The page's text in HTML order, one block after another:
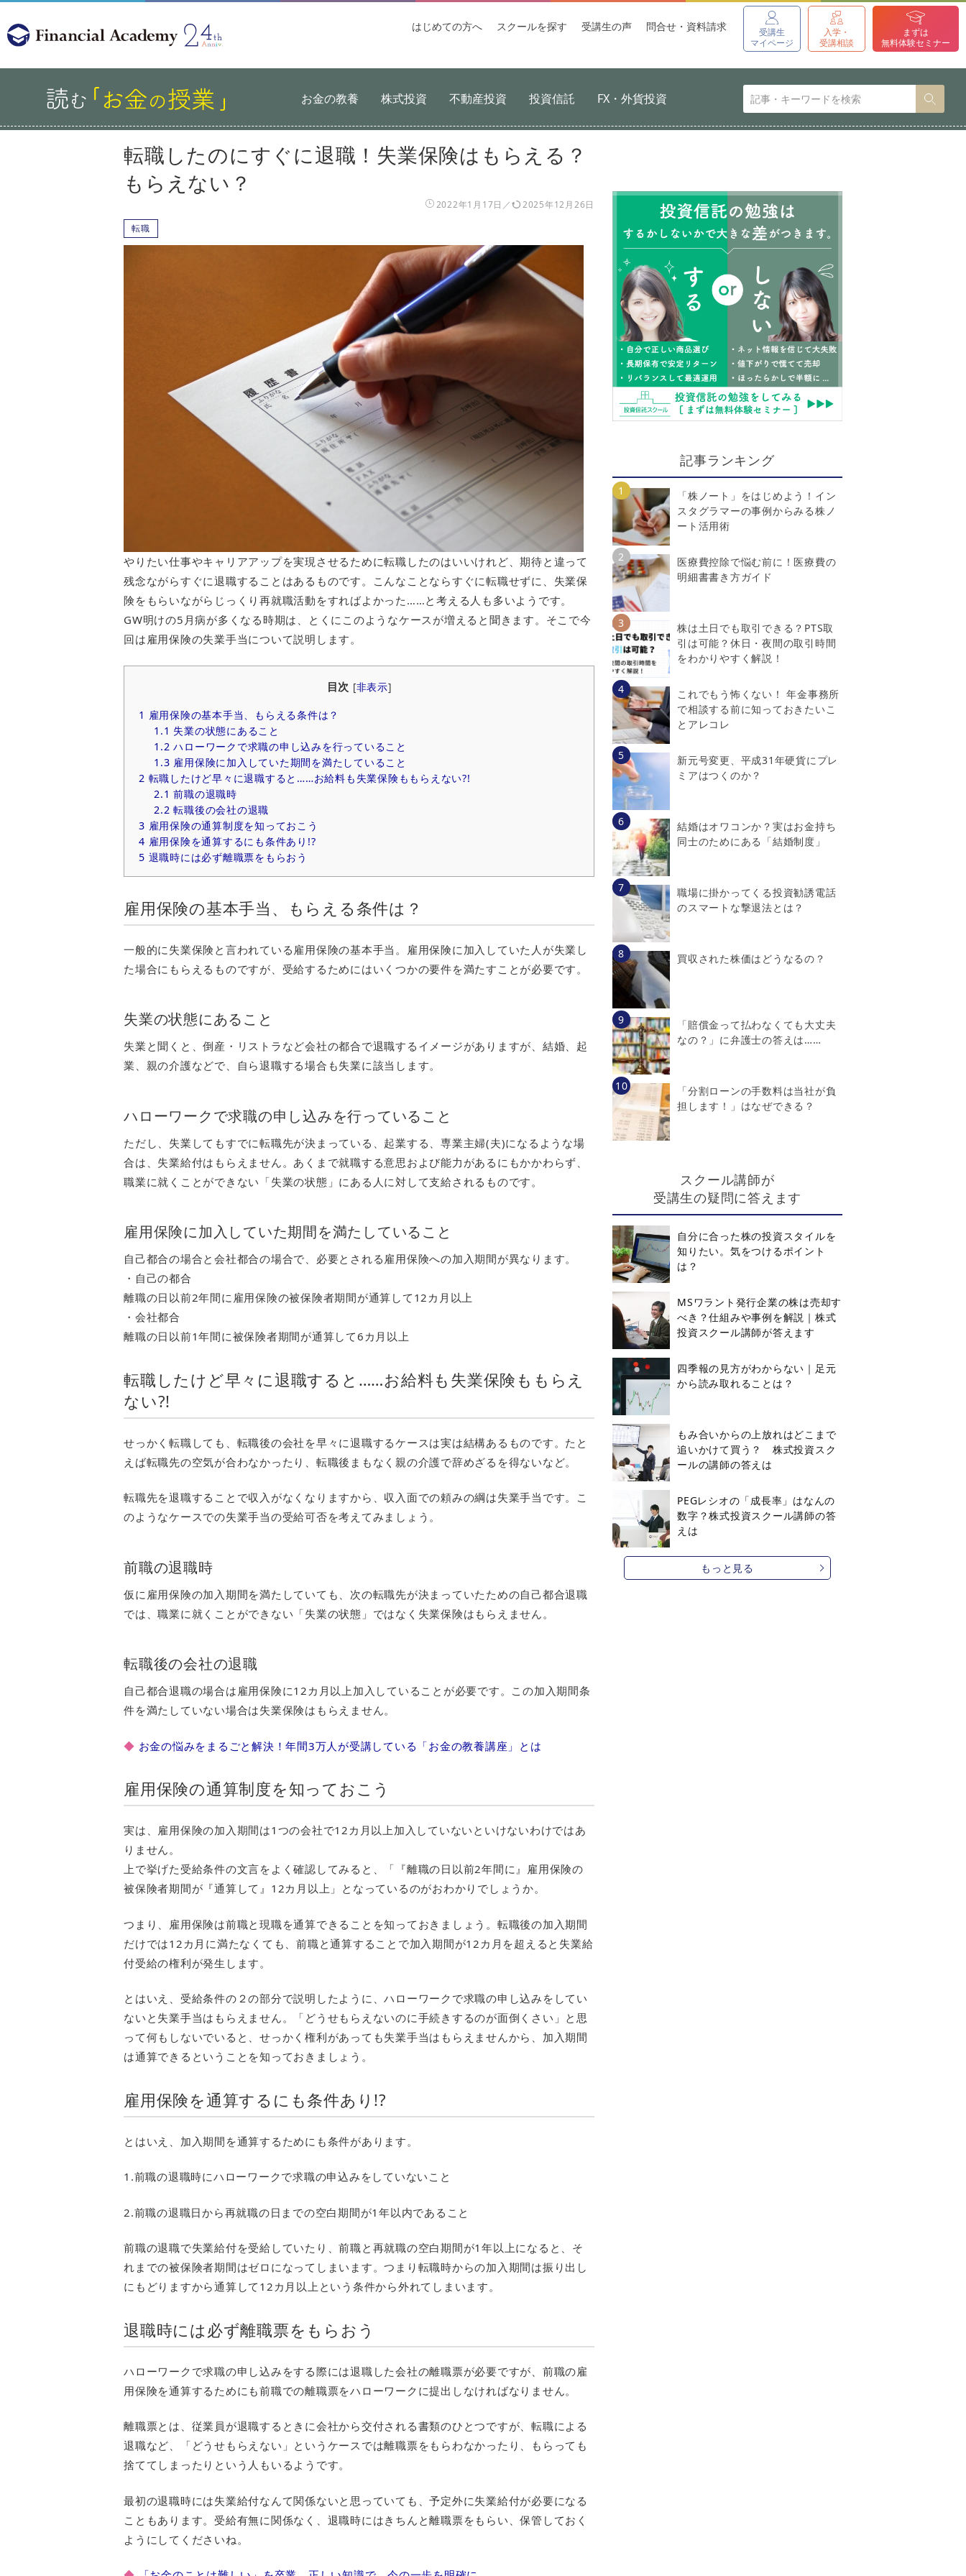
受講生
マイページ
入学・
受講相談
まずは
無料体験セミナー
はじめての方へ スクールを探す 受講生の声 問合せ・資料請求
お金の教養 株式投資 不動産投資 投資信託 FX・外貨投資
転職したのにすぐに退職！失業保険はもらえる？
もらえない？
2022年1月17日
2025年12月26日
転職
やりたい仕事やキャリアアップを実現させるために転職したのはいいけれど、期待と違って
残念ながらすぐに退職することはあるものです。こんなことならすぐに転職せずに、失業保
険をもらいながらじっくり再就職活動をすればよかった……と考える人も多いようです。
GW明けの5月病が多くなる時期は、とくにこのようなケースが増えると聞きます。そこで今
回は雇用保険の失業手当について説明します。
目次 [非表示]
1 雇用保険の基本手当、もらえる条件は？
1.1 失業の状態にあること
1.2 ハローワークで求職の申し込みを行っていること
1.3 雇用保険に加入していた期間を満たしていること
2 転職したけど早々に退職すると……お給料も失業保険ももらえない?!
2.1 前職の退職時
2.2 転職後の会社の退職
3 雇用保険の通算制度を知っておこう
4 雇用保険を通算するにも条件あり!?
5 退職時には必ず離職票をもらおう
雇用保険の基本手当、もらえる条件は？
一般的に失業保険と言われている雇用保険の基本手当。雇用保険に加入していた人が失業し
た場合にもらえるものですが、受給するためにはいくつかの要件を満たすことが必要です。
失業の状態にあること
失業と聞くと、倒産・リストラなど会社の都合で退職するイメージがありますが、結婚、起
業、親の介護などで、自ら退職する場合も失業に該当します。
ハローワークで求職の申し込みを行っていること
ただし、失業してもすでに転職先が決まっている、起業する、専業主婦(夫)になるような場
合は、失業給付はもらえません。あくまで就職する意思および能力があるにもかかわらず、
職業に就くことができない「失業の状態」にある人に対して支給されるものです。
雇用保険に加入していた期間を満たしていること
自己都合の場合と会社都合の場合で、必要とされる雇用保険への加入期間が異なります。
・自己の都合
離職の日以前2年間に雇用保険の被保険者期間が通算して12カ月以上
・会社都合
離職の日以前1年間に被保険者期間が通算して6カ月以上
転職したけど早々に退職すると……お給料も失業保険ももらえ
ない?!
せっかく転職しても、転職後の会社を早々に退職するケースは実は結構あるものです。たと
えば転職先の空気が合わなかったり、転職後まもなく親の介護で辞めざるを得ないなど。
転職先を退職することで収入がなくなりますから、収入面での頼みの綱は失業手当です。こ
のようなケースでの失業手当の受給可否を考えてみましょう。
前職の退職時
仮に雇用保険の加入期間を満たしていても、次の転職先が決まっていたための自己都合退職
では、職業に就くことができない「失業の状態」ではなく失業保険はもらえません。
転職後の会社の退職
自己都合退職の場合は雇用保険に12カ月以上加入していることが必要です。この加入期間条
件を満たしていない場合は失業保険はもらえません。
◆ お金の悩みをまるごと解決！年間3万人が受講している「お金の教養講座」とは
雇用保険の通算制度を知っておこう
実は、雇用保険の加入期間は1つの会社で12カ月以上加入していないといけないわけではあ
りません。
上で挙げた受給条件の文言をよく確認してみると、「『離職の日以前2年間に』雇用保険の
被保険者期間が『通算して』12カ月以上」となっているのがおわかりでしょうか。
つまり、雇用保険は前職と現職を通算できることを知っておきましょう。転職後の加入期間
だけでは12カ月に満たなくても、前職と通算することで加入期間が12カ月を超えると失業給
付受給の権利が発生します。
とはいえ、受給条件の２の部分で説明したように、ハローワークで求職の申し込みをしてい
ないと失業手当はもらえません。「どうせもらえないのに手続きするのが面倒くさい」と思
って何もしないでいると、せっかく権利があっても失業手当はもらえませんから、加入期間
は通算できるということを知っておきましょう。
雇用保険を通算するにも条件あり!?
とはいえ、加入期間を通算するためにも条件があります。
1.前職の退職時にハローワークで求職の申込みをしていないこと
2.前職の退職日から再就職の日までの空白期間が1年以内であること
前職の退職で失業給付を受給していたり、前職と再就職の空白期間が1年以上になると、そ
れまでの被保険者期間はゼロになってしまいます。つまり転職時からの加入期間は振り出し
にもどりますから通算して12カ月以上という条件から外れてしまいます。
退職時には必ず離職票をもらおう
ハローワークで求職の申し込みをする際には退職した会社の離職票が必要ですが、前職の雇
用保険を通算するためにも前職での離職票をハローワークに提出しなければなりません。
離職票とは、従業員が退職するときに会社から交付される書類のひとつですが、転職による
退職など、「どうせもらえない」というケースでは離職票をもらわなかったり、もらっても
捨ててしまったりという人もいるようです。
最初の退職時には失業給付なんて関係ないと思っていても、予定外に失業給付が必要になる
こともあります。受給有無に関係なく、退職時にはきちんと離職票をもらい、保管しておく
ようにしてくださいね。
記事ランキング
「株ノート」をはじめよう！イン
スタグラマーの事例からみる株ノ
ート活用術
医療費控除で悩む前に！医療費の
明細書書き方ガイド
株は土日でも取引できる？PTS取
引は可能？休日・夜間の取引時間
をわかりやすく解説！
これでもう怖くない！ 年金事務所
で相談する前に知っておきたいこ
とアレコレ
新元号変更、平成31年硬貨にプレ
ミアはつくのか？
結婚はオワコンか？実はお金持ち
同士のためにある「結婚制度」
職場に掛かってくる投資勧誘電話
のスマートな撃退法とは？
買収された株価はどうなるの？
「賠償金って払わなくても大丈夫
なの？」に弁護士の答えは……
「分割ローンの手数料は当社が負
担します！」はなぜできる？
スクール講師が
受講生の疑問に答えます
自分に合った株の投資スタイルを
知りたい。気をつけるポイント
は？
MSワラント発行企業の株は売却す
べき？仕組みや事例を解説｜株式
投資スクール講師が答えます
四季報の見方がわからない｜足元
から読み取れることは？
もみ合いからの上放れはどこまで
追いかけて買う？ 株式投資スク
ールの講師の答えは
PEGレシオの「成長率」はなんの
数字？株式投資スクール講師の答
えは
もっと見る